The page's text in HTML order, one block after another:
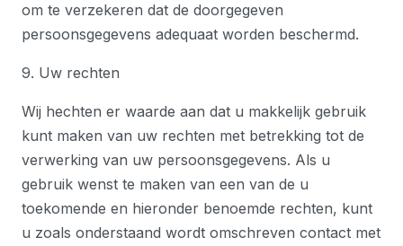
om te verzekeren dat de doorgegeven
persoonsgegevens adequaat worden beschermd.
9. Uw rechten
Wij hechten er waarde aan dat u makkelijk gebruik
kunt maken van uw rechten met betrekking tot de
verwerking van uw persoonsgegevens. Als u
gebruik wenst te maken van een van de u
toekomende en hieronder benoemde rechten, kunt
u zoals onderstaand wordt omschreven contact met